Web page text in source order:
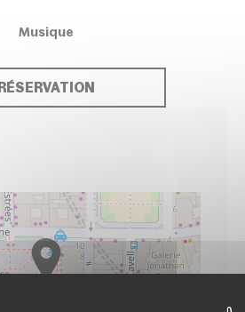
Musique
RÉSERVATION